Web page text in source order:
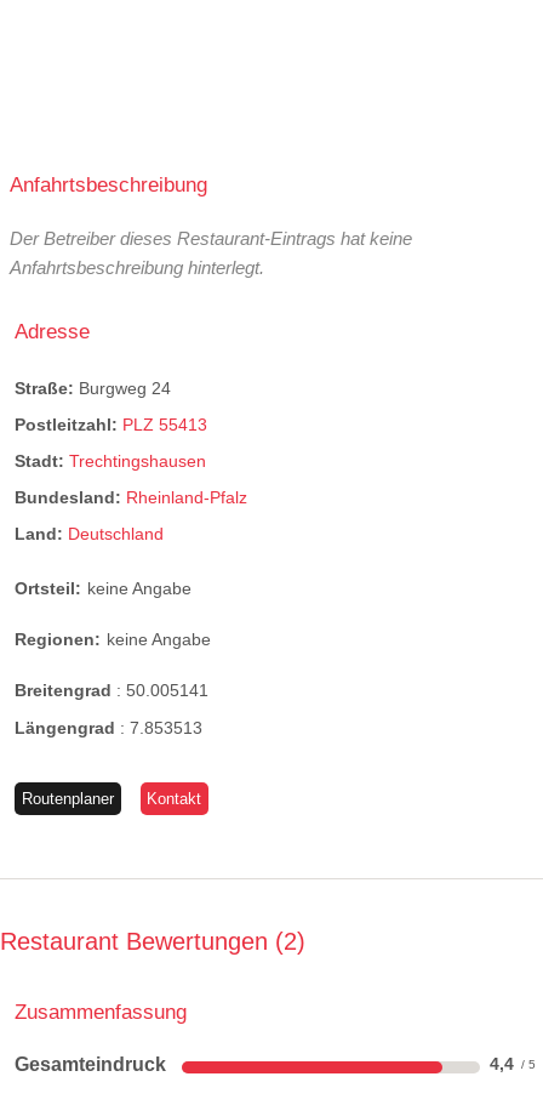
Anfahrtsbeschreibung
Der Betreiber dieses Restaurant-Eintrags hat keine
Anfahrtsbeschreibung hinterlegt.
Adresse
Straße: Burgweg 24
Postleitzahl: PLZ 55413
Stadt: Trechtingshausen
Bundesland: Rheinland-Pfalz
Land: Deutschland
Ortsteil: keine Angabe
Regionen: keine Angabe
Breitengrad : 50.005141
Längengrad : 7.853513
Routenplaner Kontakt
Restaurant Bewertungen 2
Zusammenfassung
Gesamteindruck 4,4